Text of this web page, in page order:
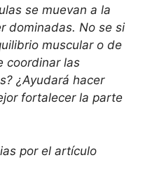
se muevan a la
dominadas. No se si
muscular o de
coordinar las
¿Ayudará hacer
fortalecer la parte
por el artículo